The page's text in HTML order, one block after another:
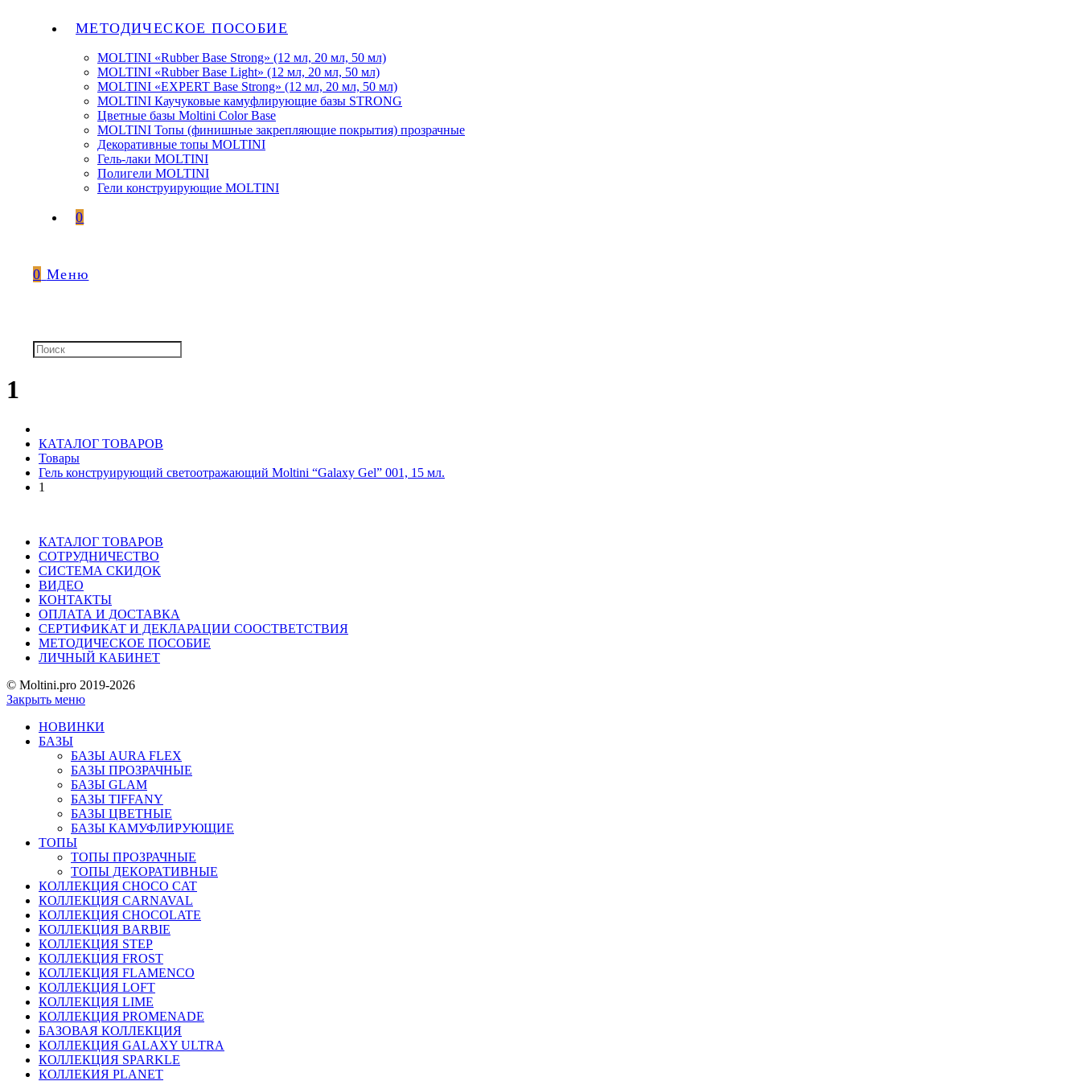
МЕТОДИЧЕСКОЕ ПОСОБИЕ
MOLTINI «Rubber Base Strong» (12 мл, 20 мл, 50 мл)
MOLTINI «Rubber Base Light» (12 мл, 20 мл, 50 мл)
MOLTINI «EXPERT Base Strong» (12 мл, 20 мл, 50 мл)
MOLTINI Каучуковые камуфлирующие базы STRONG
Цветные базы Moltini Color Base
MOLTINI Топы (финишные закрепляющие покрытия) прозрачные
Декоративные топы MOLTINI
Гель-лаки MOLTINI
Полигели MOLTINI
Гели конструирующие MOLTINI
0
0 Меню
1
КАТАЛОГ ТОВАРОВ
Товары
Гель конструирующий светоотражающий Moltini “Galaxy Gel” 001, 15 мл.
1
КАТАЛОГ ТОВАРОВ
СОТРУДНИЧЕСТВО
СИСТЕМА СКИДОК
ВИДЕО
КОНТАКТЫ
ОПЛАТА И ДОСТАВКА
СЕРТИФИКАТ И ДЕКЛАРАЦИИ СООСТВЕТСТВИЯ
МЕТОДИЧЕСКОЕ ПОСОБИЕ
ЛИЧНЫЙ КАБИНЕТ
© Moltini.pro 2019-2026
Закрыть меню
НОВИНКИ
БАЗЫ
БАЗЫ AURA FLEX
БАЗЫ ПРОЗРАЧНЫЕ
БАЗЫ GLAM
БАЗЫ TIFFANY
БАЗЫ ЦВЕТНЫЕ
БАЗЫ КАМУФЛИРУЮЩИЕ
ТОПЫ
ТОПЫ ПРОЗРАЧНЫЕ
ТОПЫ ДЕКОРАТИВНЫЕ
КОЛЛЕКЦИЯ CHOCO CAT
КОЛЛЕКЦИЯ CARNAVAL
КОЛЛЕКЦИЯ CHOCOLATE
КОЛЛЕКЦИЯ BARBIE
КОЛЛЕКЦИЯ STEP
КОЛЛЕКЦИЯ FROST
КОЛЛЕКЦИЯ FLAMENCO
КОЛЛЕКЦИЯ LOFT
КОЛЛЕКЦИЯ LIME
КОЛЛЕКЦИЯ PROMENADE
БАЗОВАЯ КОЛЛЕКЦИЯ
КОЛЛЕКЦИЯ GALAXY ULTRA
КОЛЛЕКЦИЯ SPARKLE
КОЛЛЕКИЯ PLANET